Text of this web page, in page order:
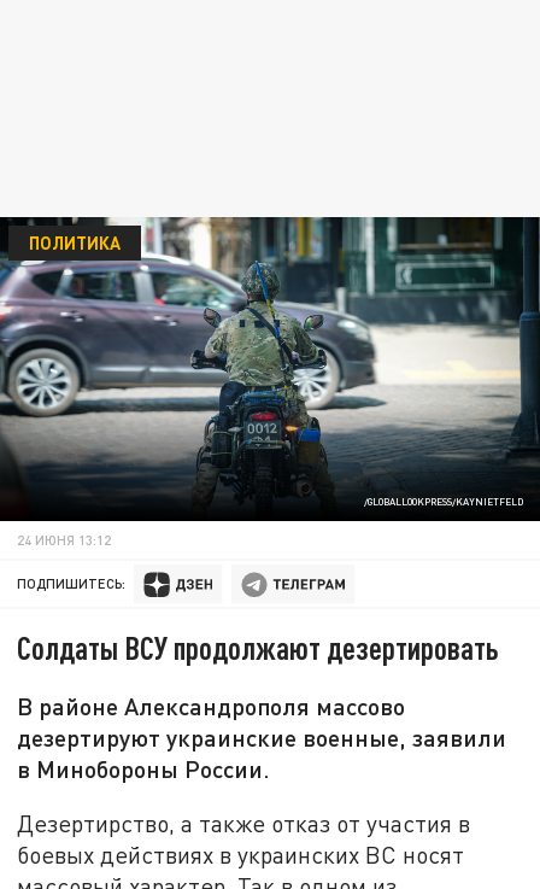
/GLOBALLOOKPRESS/KAYNIETFELD
ПОЛИТИКА
24 ИЮНЯ 13:12
ПОДПИШИТЕСЬ:
Солдаты ВСУ продолжают дезертировать
В районе Александрополя массово
дезертируют украинские военные, заявили
в Минобороны России.
Дезертирство, а также отказ от участия в
боевых действиях в украинских ВС носят